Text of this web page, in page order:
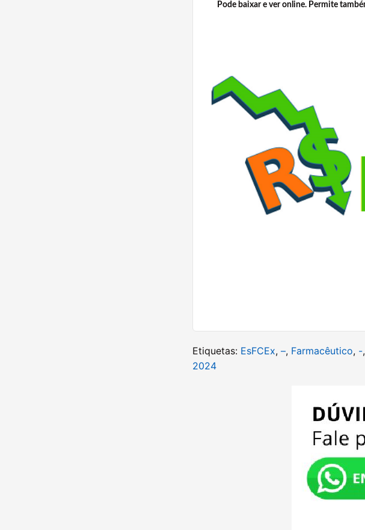
Pode baixar e ver online. Permite
Etiquetas: EsFCEx, –, Farmacêutico, -,
2024